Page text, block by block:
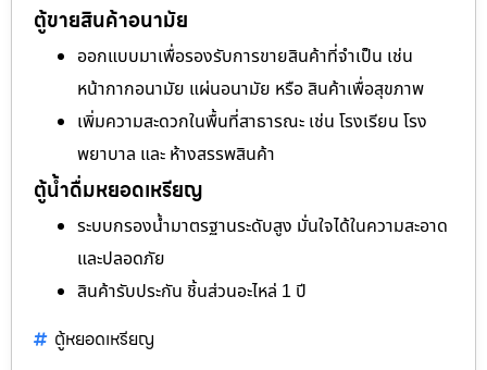
ตู้ขายสินค้าอนามัย
ออกแบบมาเพื่อรองรับการขายสินค้าที่จำเป็น เช่น
หน้ากากอนามัย แผ่นอนามัย หรือ สินค้าเพื่อสุขภาพ
เพิ่มความสะดวกในพื้นที่สาธารณะ เช่น โรงเรียน โรง
พยาบาล และ ห้างสรรพสินค้า
ตู้น้ำดื่มหยอดเหรียญ
ระบบกรองน้ำมาตรฐานระดับสูง มั่นใจได้ในความสะอาด
และปลอดภัย
สินค้ารับประกัน ชิ้นส่วนอะไหล่ 1 ปี
ตู้หยอดเหรียญ